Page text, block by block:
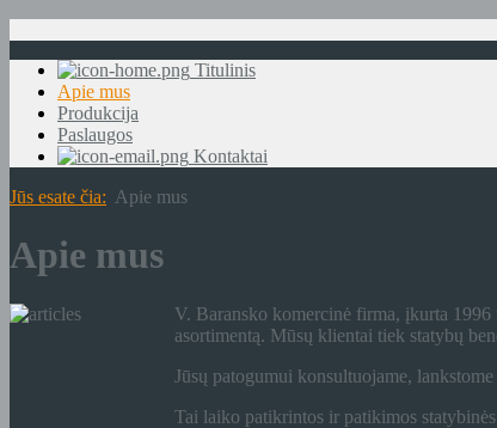
Titulinis
Apie mus
Produkcija
Paslaugos
Kontaktai
Jūs esate čia: Apie mus
Apie mus
V. Baransko komercinė firma, įkurta
asortimentą. Mūsų klientai tiek statybų
Jūsų patogumui konsultuojame,
Tai laiko patikrintos ir patikimos